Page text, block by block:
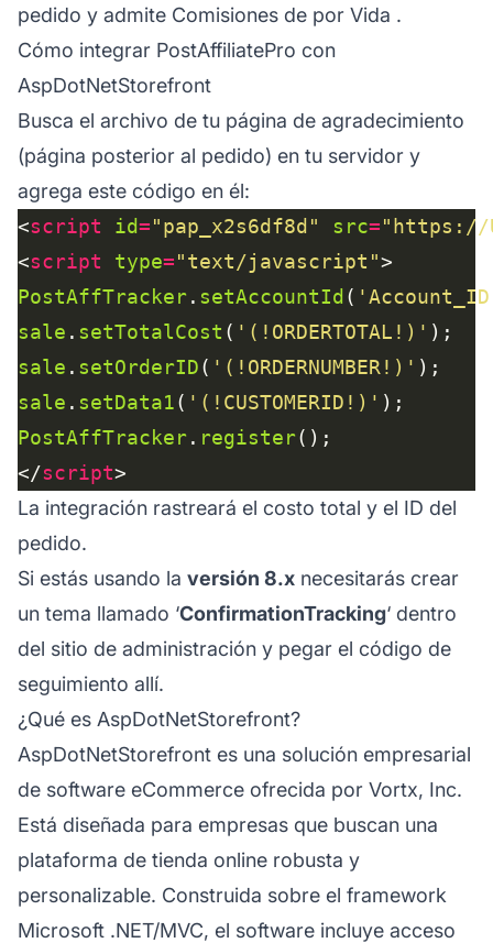
pedido y admite Comisiones de por Vida .
Cómo integrar PostAffiliatePro con
AspDotNetStorefront
Busca el archivo de tu página de agradecimiento
(página posterior al pedido) en tu servidor y
agrega este código en él:
<script id="pap_x2s6df8d" src="https://
<script type="text/javascript"
PostAffTracker. setAccountId(
sale . setTotalCost ( '(!ORDERTOTAL!)'
sale . setOrderID( '(!ORDERNUMBER!)'
sale . setData1( '(!CUSTOMERID!)'
PostAffTracker. register
</script
La integración rastreará el costo total y el ID del
pedido.
Si estás usando la versión 8.x necesitarás crear
un tema llamado ‘ConfirmationTracking‘ dentro
del sitio de administración y pegar el código de
seguimiento allí.
¿Qué es AspDotNetStorefront?
AspDotNetStorefront es una solución empresarial
de software eCommerce ofrecida por Vortx, Inc.
Está diseñada para empresas que buscan una
plataforma de tienda online robusta y
personalizable. Construida sobre el framework
Microsoft .NET/MVC, el software incluye acceso